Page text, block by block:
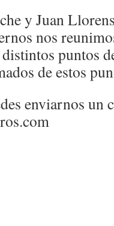
y Juan
nos
puntos
de estos
enviarnos un